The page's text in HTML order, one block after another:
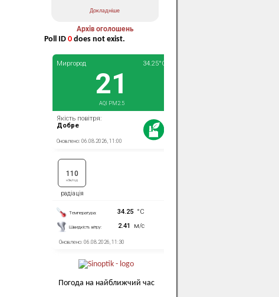
Докладніше
Архів оголошень
Poll ID 0 does not exist.
Погода на найближчий час